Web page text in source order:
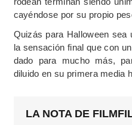
cayéndose por su propio
Quizás para Halloween sea
la sensación final que con
dado para mucho más,
diluido en su primera media
LA NOTA DE